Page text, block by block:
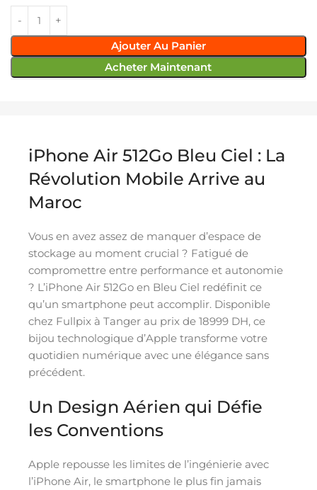
Ajouter Au Panier
Acheter Maintenant
iPhone Air 512Go Bleu Ciel : La
Révolution Mobile Arrive au
Maroc
Vous en avez assez de manquer d’espace de
stockage au moment crucial ? Fatigué de
compromettre entre performance et autonomie
? L’iPhone Air 512Go en Bleu Ciel redéfinit ce
qu’un smartphone peut accomplir. Disponible
chez Fullpix à Tanger au prix de 18999 DH, ce
bijou technologique d’Apple transforme votre
quotidien numérique avec une élégance sans
précédent.
Un Design Aérien qui Défie
les Conventions
Apple repousse les limites de l’ingénierie avec
l’iPhone Air, le smartphone le plus fin jamais